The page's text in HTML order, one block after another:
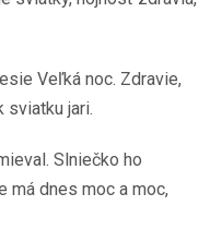
Veľká noc. Zdravie,
sviatku jari.
Slniečko ho
má dnes moc a moc,